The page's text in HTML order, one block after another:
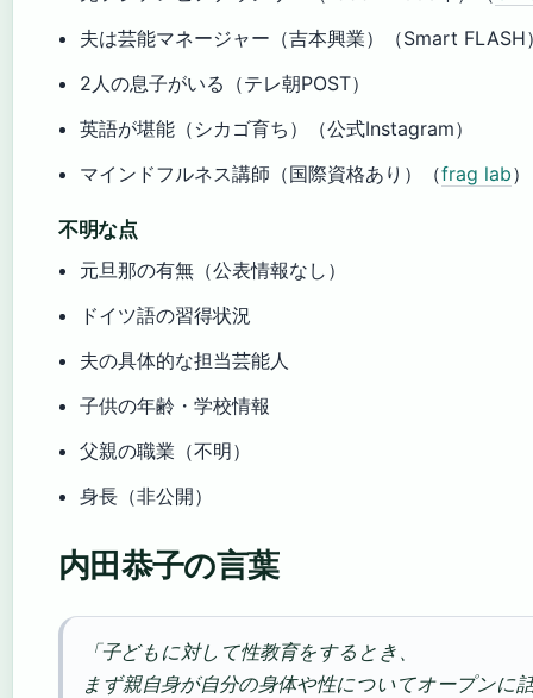
夫は芸能マネージャー（吉本興業）（Smart FLASH
2人の息子がいる（テレ朝POST）
英語が堪能（シカゴ育ち）（公式Instagram）
マインドフルネス講師（国際資格あり）（frag lab）
不明な点
元旦那の有無（公表情報なし）
ドイツ語の習得状況
夫の具体的な担当芸能人
子供の年齢・学校情報
父親の職業（不明）
身長（非公開）
内田恭子の言葉
「子どもに対して性教育をするとき、
まず親自身が自分の身体や性についてオープンに